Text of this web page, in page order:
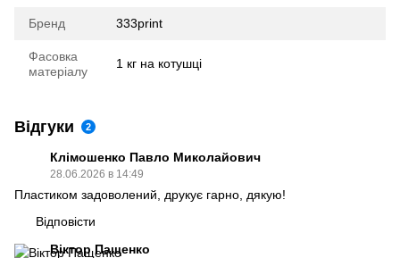
Бренд 333print
Фасовка
матеріалу
1 кг на котушці
Відгуки 2
Клімошенко Павло Миколайович
28.06.2026 в 14:49
Пластиком задоволений, друкує гарно, дякую!
Відповісти
Віктор Пащенко